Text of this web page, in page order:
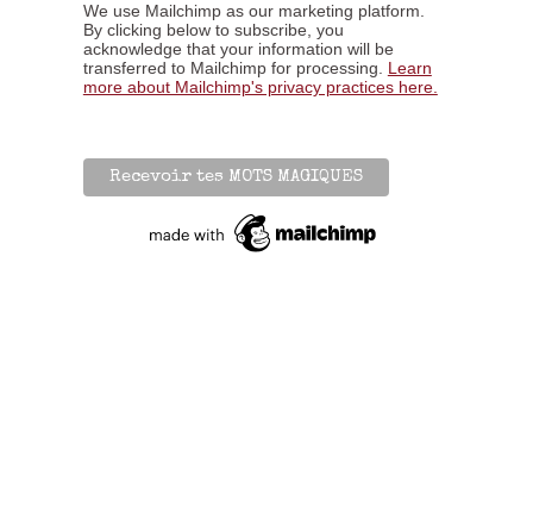
We use Mailchimp as our marketing platform.
By clicking below to subscribe, you
acknowledge that your information will be
transferred to Mailchimp for processing. Learn
more about Mailchimp's privacy practices here.